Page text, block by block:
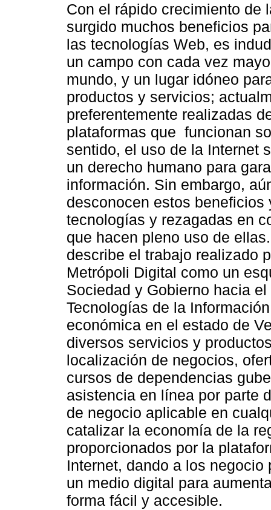
Con el rápido crecimiento de
surgido muchos beneficios
las tecnologías Web, es
un campo con cada vez
mundo, y un lugar idóneo
productos y servicios;
preferentemente realizadas
plataformas que funcionan
sentido, el uso de la Internet
un derecho humano para
información. Sin embargo,
desconocen estos
tecnologías y rezagadas en
que hacen pleno uso de
describe el trabajo realizado
Metrópoli Digital como un
Sociedad y Gobierno hacia
Tecnologías de la
económica en el estado de
diversos servicios y
localización de negocios,
cursos de dependencias
asistencia en línea por parte
de negocio aplicable en
catalizar la economía de la
proporcionados por la
Internet, dando a los
un medio digital para
forma fácil y accesible.